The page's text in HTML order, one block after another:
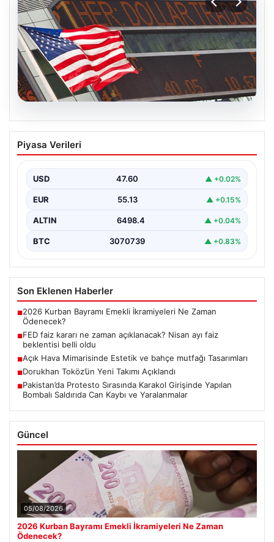
04.08.2026
FED faiz kararı ne zaman açıklanacak?
Nisan ayı faiz beklentisi belli oldu
Piyasa Verileri
USD 47.60 ▲ +0.02%
EUR 55.13 ▲ +0.15%
ALTIN 6498.4 ▲ +0.04%
BTC 3070739 ▲ +0.83%
Son Eklenen Haberler
■2026 Kurban Bayramı Emekli İkramiyeleri Ne Zaman
Ödenecek?
■FED faiz kararı ne zaman açıklanacak? Nisan ayı faiz
beklentisi belli oldu
■Açık Hava Mimarisinde Estetik ve bahçe mutfağı Tasarımları
■Dorukhan Toköz’ün Yeni Takımı Açıklandı
■Pakistan’da Protesto Sırasında Karakol Girişinde Yapılan
Bombalı Saldırıda Can Kaybı ve Yaralanmalar
Güncel
05/08/2026
2026 Kurban Bayramı Emekli İkramiyeleri Ne Zaman
Ödenecek?